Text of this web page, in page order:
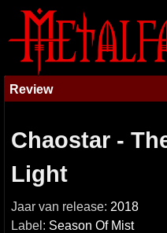
Review
Chaostar -
Light
Jaar van release: 2018
Label: Season Of Mist